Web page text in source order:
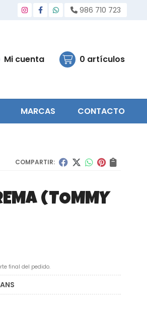
986 710 723
Mi cuenta 0 artículos
MARCAS CONTACTO
COMPARTIR:
(TOMMY
final del pedido.